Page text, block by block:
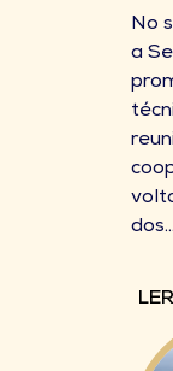
No
a
dos...